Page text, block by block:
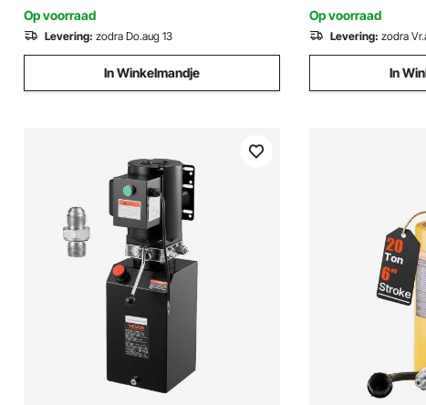
marine
Op voorraad
Levering: zodra Do.aug 13
In Winkelmandje
riggers Fabrikanten
Op voorraad
Levering: zodra
In